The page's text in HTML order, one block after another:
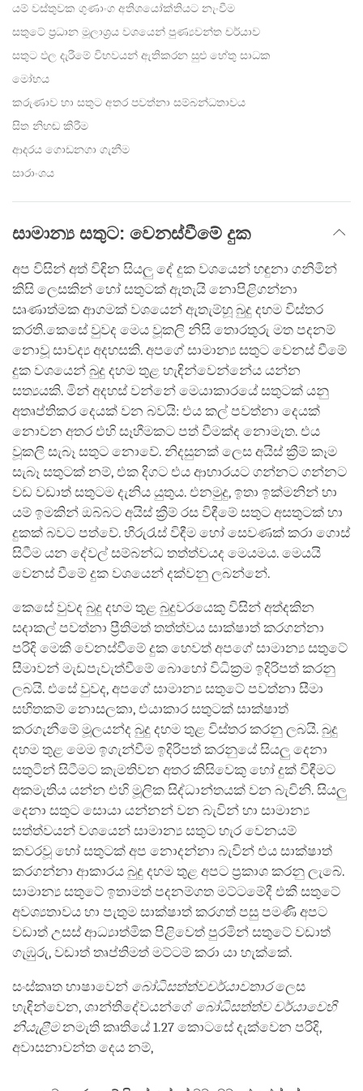
යම් වස්තුවක ගුණාංග අතිශයෝක්තියට නැංවීම
සතුටේ ප්‍රධාන මූලාශ්‍රය වශයෙන් පුණ්‍යවන්ත චර්යාව
සතුට ඵල දැරීමේ විභවයන් ඇතිකරන සුළු හේතු සාධක
මෝහය
කරුණාව හා සතුට අතර පවත්නා සම්බන්ධතාවය
සිත නිහඬ කිරීම
ආදරය ගොඩනගා ගැනීම
සාරාංශය
සාමාන්‍ය සතුට: වෙනස්වීමේ දුක
අප විසින් අත් විඳින සියලු දේ දුක වශයෙන් හඳුනා ගනිමින්
කිසි ලෙසකින් හෝ සතුටක් ඇතැයි නොපිළිගන්නා
සෘණාත්මක ආගමක් වශයෙන් ඇතැම්හූ බුදු දහම විස්තර
කරති.කෙසේ වුවද මෙය වූකලි නිසි තොරතුරු මත පදනම්
නොවූ සාවද්‍ය අදහසකි. අපගේ සාමාන්‍ය සතුට වෙනස් වීමේ
දුක වශයෙන් බුදු දහම තුළ හැඳින්වෙන්නේය යන්න
සත්‍යයකි. මින් අදහස් වන්නේ මෙයාකාරයේ සතුටක් යනු
අතෘප්තිකර දෙයක් වන බවයි: එය කල් පවත්නා දෙයක්
නොවන අතර එහි සෑහීමකට පත් වීමක්ද නොමැත. එය
වූකලි සැබෑ සතුට නොවේ. නිදසුනක් ලෙස අයිස් ක්‍රීම් කෑම
සැබෑ සතුටක් නම්, එක දිගට එය ආහාරයට ගන්නට ගන්නට
වඩ වඩාත් සතුටම දැනිය යුතුය. එනමුදු, ඉතා ඉක්මනින් හා
යම් ඉමකින් ඔබ්බට අයිස්‍ ක්‍රීම් රස විඳීමේ සතුට අසතුටක් හා
දුකක් බවට පත්වේ. හිරුරැස් විඳීම හෝ සෙවණක් කරා ගොස්
සිටීම යන දේවල් සම්බන්ධ තත්ත්වයද මෙයමය. මෙයයි
වෙනස් වීමේ දුක වශයෙන් දක්වනු ලබන්නේ.
කෙසේ වුවද බුදු දහම තුළ බුදුවරයෙකු විසින් අත්දකින
සදාකල් පවත්නා ප්‍රීතිමත් තත්ත්වය සාක්ෂාත් කරගන්නා
පරිදි මෙකී වෙනස්වීමේ දුක හෙවත් අපගේ සාමාන්‍ය සතුටේ
සීමාවන් මැඩපැවැත්වීමේ බොහෝ විධික්‍රම ඉදිරිපත් කරනු
ලබයි. එසේ වුවද, අපගේ සාමාන්‍ය සතුටේ පවත්නා සීමා
සහිතකම් නොසලකා, එයාකාර සතුටක් සාක්ෂාත්
කරගැනීමේ මූලයන්ද බුදු දහම තුළ විස්තර කරනු ලබයි. බුදු
දහම තුළ මෙම ඉගැන්වීම ඉදිරිපත් කරනුයේ සියලු දෙනා
සතුටින් සිටීමට කැමතිවන අතර කිසිවෙකු හෝ දුක් විඳීමට
අකමැතිය යන්න එහි මූලික සිද්ධාන්තයක් වන බැවිනි. සියලු
දෙනා සතුට සොයා යන්නන් වන බැවින් හා සාමාන්‍ය
සත්ත්වයන් වශයෙන් සාමාන්‍ය සතුට හැර වෙනයම්
කවරවූ හෝ සතුටක් අප නොදන්නා බැවින් එය සාක්ෂාත්
කරගන්නා ආකාරය බුදු දහම තුළ අපට ප්‍රකාශ කරනු ලැබේ.
සාමාන්‍ය සතුටේ ඉතාමත් පදනම්ගත මට්ටමේදී එකී සතුටේ
අවශ්‍යතාවය හා පැතුම සාක්ෂාත් කරගත් පසු පමණි අපට
වඩාත් උසස් ආධ්‍යාත්මික පිළිවෙත් පුරමින් සතුටේ වඩාත්
ගැඹුරු, වඩාත් තෘප්තිමත් මට්ටම් කරා යා හැක්කේ.
සංස්කෘත භාෂාවෙන් බෝධිසත්ත්වචර්යාවතාරලෙස
හැඳින්වෙන, ශාන්තිදේවයන්ගේ බෝධිසත්ත්ව චර්යාවෙහි
නියැළීමනමැති කෘතියේ 1.27 කොටසේ දැක්වෙන පරිදි,
අවාසනාවන්ත දෙය නම්,